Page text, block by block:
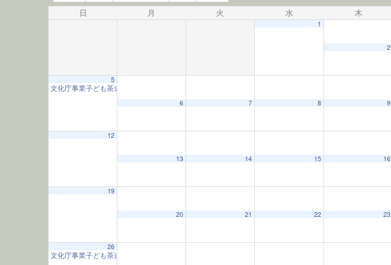
日 月 火 水 木
1
2
5
文化庁事業子ども茶道教室
6
7 8 9
12
13 14 15 16
19
20 21 22 23
26
文化庁事業子ども茶道教室
12:00 AM